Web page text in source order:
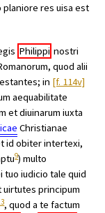
res uisa est
Philippi nostri
quod alii
in [f. 114v]
aequabilitate
et diuinarum iuxta
Christianae
id obiter intertexi,
9) multo
tuo iudicio tale quid
uirtutes principum
, quod a te factum